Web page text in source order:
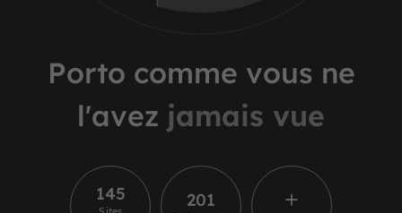
Porto comme vous ne
l'avez jamais vue
145
Sites
201